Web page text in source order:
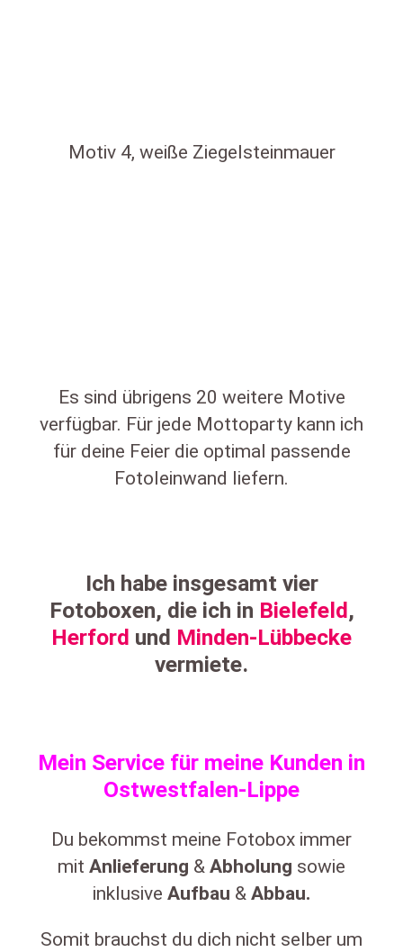
Motiv 4, weiße Ziegelsteinmauer
Es sind übrigens 20 weitere Motive
verfügbar. Für jede Mottoparty kann ich
für deine Feier die optimal passende
Fotoleinwand liefern.
Ich habe insgesamt vier
Fotoboxen, die ich in Bielefeld,
Herford und Minden-Lübbecke
vermiete.
Mein Service für meine Kunden in
Ostwestfalen-Lippe
Du bekommst meine Fotobox immer
mit Anlieferung & Abholung sowie
inklusive Aufbau & Abbau.
Somit brauchst du dich nicht selber um